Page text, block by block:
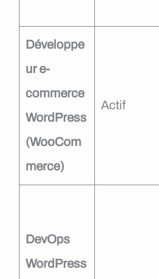
Développe
ur e-
commerce
WordPress
(WooCom
merce)
Actif
DevOps
WordPress